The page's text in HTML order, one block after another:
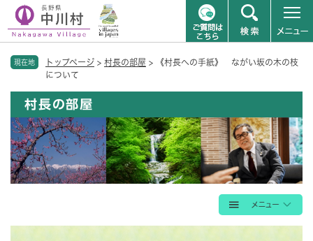
現在地 トップページ > 村長の部屋 >
《村長への手紙》 ながい坂の木の枝
について
村長の部屋